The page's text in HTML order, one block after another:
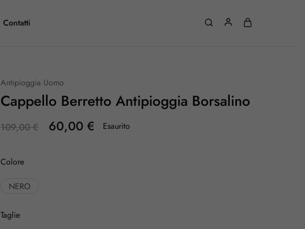
Contatti
Antipioggia Uomo
Cappello Berretto Antipioggia Borsalino
109,00€ 60,00€ Esaurito
Colore
NERO
Taglie